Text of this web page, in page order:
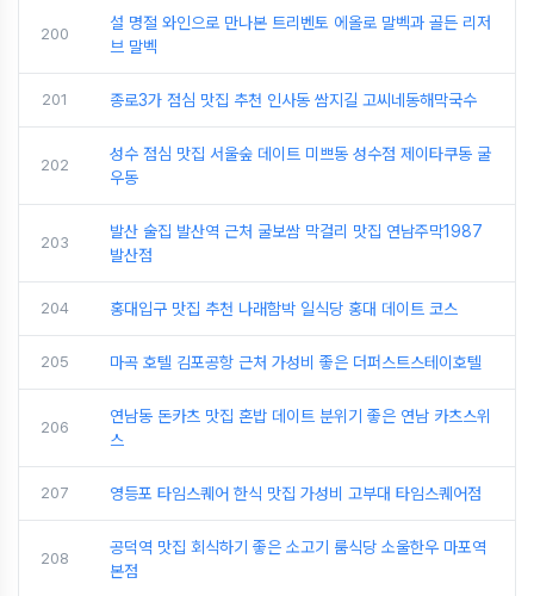
200
설 명절 와인으로 만나본 트리벤토 에올로 말벡과 골든 리저
브 말벡
201 종로3가 점심 맛집 추천 인사동 쌈지길 고씨네동해막국수
202
성수 점심 맛집 서울숲 데이트 미쁘동 성수점 제이타쿠동 굴
우동
203
발산 술집 발산역 근처 굴보쌈 막걸리 맛집 연남주막1987
발산점
204 홍대입구 맛집 추천 나래함박 일식당 홍대 데이트 코스
205 마곡 호텔 김포공항 근처 가성비 좋은 더퍼스트스테이호텔
206
연남동 돈카츠 맛집 혼밥 데이트 분위기 좋은 연남 카츠스위
스
207 영등포 타임스퀘어 한식 맛집 가성비 고부대 타임스퀘어점
208
공덕역 맛집 회식하기 좋은 소고기 룸식당 소울한우 마포역
본점